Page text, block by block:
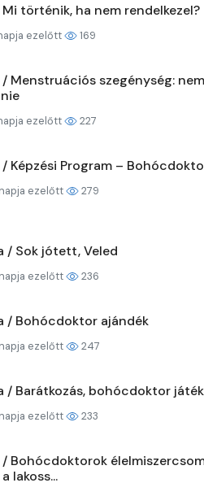
Mi történik, ha nem rendelkezel?
ezelőtt 169
/ Menstruációs szegénység:
ezelőtt 227
/ Képzési Program –
ezelőtt 279
/ Sok jótett, Veled
ezelőtt 236
/ Bohócdoktor ajándék
ezelőtt 247
/ Barátkozás, bohócdoktor játék
ezelőtt 233
/ Bohócdoktorok
lakoss...